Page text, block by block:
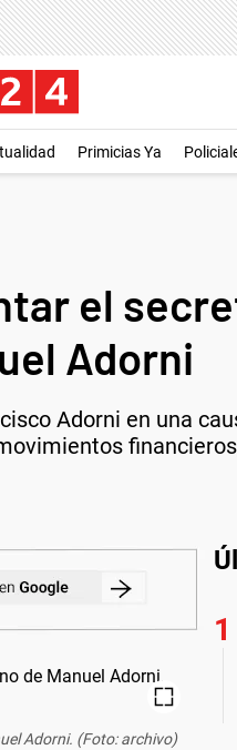
Primicias Ya
el
Adorni
Adorni en una
Adorni. (Foto: archivo)